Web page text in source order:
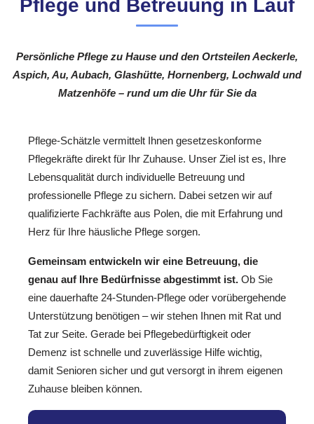
Pflege und Betreuung in Lauf
Persönliche Pflege zu Hause und den Ortsteilen Aeckerle,
Aspich, Au, Aubach, Glashütte, Hornenberg, Lochwald und
Matzenhöfe – rund um die Uhr für Sie da
Pflege-Schätzle vermittelt Ihnen gesetzeskonforme
Pflegekräfte direkt für Ihr Zuhause. Unser Ziel ist es, Ihre
Lebensqualität durch individuelle Betreuung und
professionelle Pflege zu sichern. Dabei setzen wir auf
qualifizierte Fachkräfte aus Polen, die mit Erfahrung und
Herz für Ihre häusliche Pflege sorgen.
Gemeinsam entwickeln wir eine Betreuung, die
genau auf Ihre Bedürfnisse abgestimmt ist. Ob Sie
eine dauerhafte 24-Stunden-Pflege oder vorübergehende
Unterstützung benötigen – wir stehen Ihnen mit Rat und
Tat zur Seite. Gerade bei Pflegebedürftigkeit oder
Demenz ist schnelle und zuverlässige Hilfe wichtig,
damit Senioren sicher und gut versorgt in ihrem eigenen
Zuhause bleiben können.